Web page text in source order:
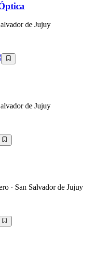
de Jujuy
de Jujuy
· San Salvador de Jujuy